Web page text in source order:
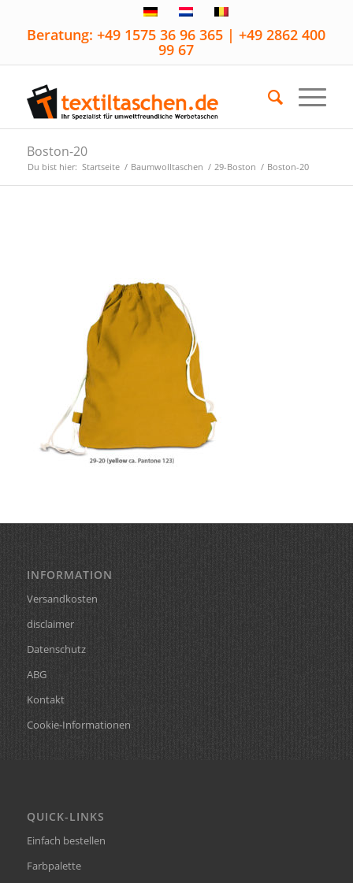
Beratung: +49 1575 36 96 365 | +49 2862 400
99 67
Boston-20
Du bist hier: Startseite / Baumwolltaschen / 29-Boston / Boston-20
INFORMATION
Versandkosten
disclaimer
Datenschutz
ABG
Kontakt
Cookie-Informationen
QUICK-LINKS
Einfach bestellen
Farbpalette